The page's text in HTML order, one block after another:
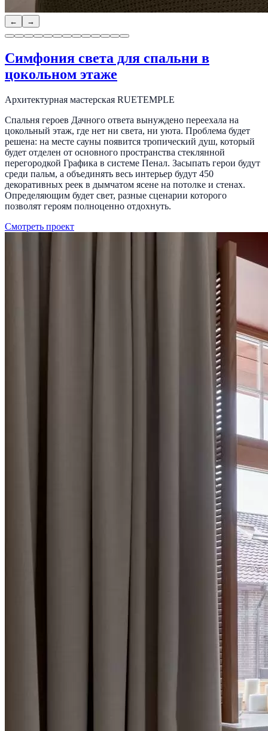
← →
Симфония света для спальни в
цокольном этаже
Архитектурная мастерская RUETEMPLE
Спальня героев Дачного ответа вынуждено переехала на
цокольный этаж, где нет ни света, ни уюта. Проблема будет
решена: на месте сауны появится тропический душ, который
будет отделен от основного пространства стеклянной
перегородкой Графика в системе Пенал. Засыпать герои будут
среди пальм, а объединять весь интерьер будут 450
декоративных реек в дымчатом ясене на потолке и стенах.
Определяющим будет свет, разные сценарии которого
позволят героям полноценно отдохнуть.
Смотреть проект